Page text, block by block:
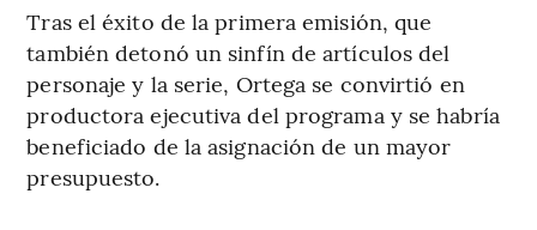
Tras el éxito de la primera emisión, que
también detonó un sinfín de artículos del
personaje y la serie, Ortega se convirtió en
productora ejecutiva del programa y se habría
beneficiado de la asignación de un mayor
presupuesto.